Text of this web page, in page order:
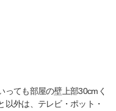
ても部屋の壁上部30cmく
以外は、テレビ・ポット・